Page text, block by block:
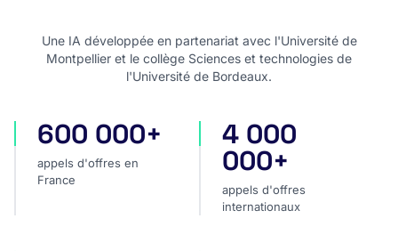
Une IA développée en partenariat avec l'Université de
Montpellier et le collège Sciences et technologies de
l'Université de Bordeaux.
appels d'offres en France
600 000+
appels d'offres en
France
appels d'offres
4 000
000+
appels d'offres
internationaux